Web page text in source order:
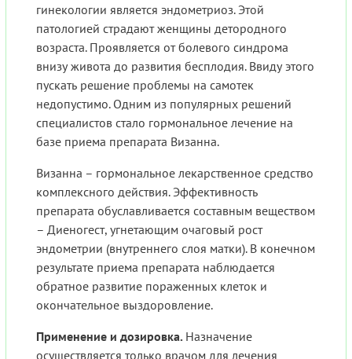
гинекологии является эндометриоз. Этой
патологией страдают женщины детородного
возраста. Проявляется от болевого синдрома
внизу живота до развития бесплодия. Ввиду этого
пускать решение проблемы на самотек
недопустимо. Одним из популярных решений
специалистов стало гормональное лечение на
базе приема препарата Визанна.
Визанна – гормональное лекарственное средство
комплексного действия. Эффективность
препарата обуславливается составным веществом
– Диеногест, угнетающим очаговый рост
эндометрии (внутреннего слоя матки). В конечном
результате приема препарата наблюдается
обратное развитие пораженных клеток и
окончательное выздоровление.
Применение и дозировка. Назначение
осуществляется только врачом для лечения